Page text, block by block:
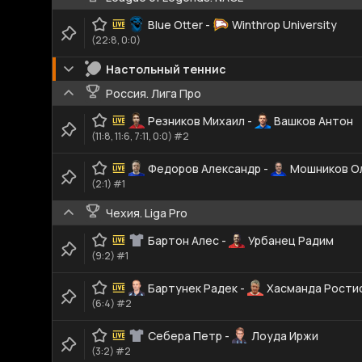
Blue Otter - Winthrop University
(22:8, 0:0)
Настольный теннис
Россия. Лига Про
Резников Михаил - Вашков Антон
(11:8, 11:6, 7:11, 0:0) #2
Федоров Александр - Мошников
(2:1) #1
Чехия. Liga Pro
Бартон Алес - Урбанец Радим
(9:2) #1
Бартунек Радек - Хасманда
(6:4) #2
Себера Петр - Лоуда Иржи
(3:2) #2